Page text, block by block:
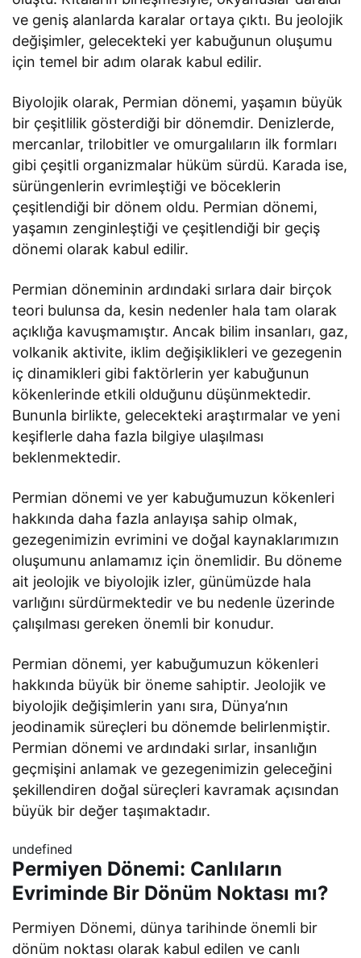
ve geniş alanlarda karalar ortaya çıktı. Bu jeolojik
değişimler, gelecekteki yer kabuğunun oluşumu
için temel bir adım olarak kabul edilir.
Biyolojik olarak, Permian dönemi, yaşamın büyük
bir çeşitlilik gösterdiği bir dönemdir. Denizlerde,
mercanlar, trilobitler ve omurgalıların ilk formları
gibi çeşitli organizmalar hüküm sürdü. Karada ise,
sürüngenlerin evrimleştiği ve böceklerin
çeşitlendiği bir dönem oldu. Permian dönemi,
yaşamın zenginleştiği ve çeşitlendiği bir geçiş
dönemi olarak kabul edilir.
Permian döneminin ardındaki sırlara dair birçok
teori bulunsa da, kesin nedenler hala tam olarak
açıklığa kavuşmamıştır. Ancak bilim insanları, gaz,
volkanik aktivite, iklim değişiklikleri ve gezegenin
iç dinamikleri gibi faktörlerin yer kabuğunun
kökenlerinde etkili olduğunu düşünmektedir.
Bununla birlikte, gelecekteki araştırmalar ve yeni
keşiflerle daha fazla bilgiye ulaşılması
beklenmektedir.
Permian dönemi ve yer kabuğumuzun kökenleri
hakkında daha fazla anlayışa sahip olmak,
gezegenimizin evrimini ve doğal kaynaklarımızın
oluşumunu anlamamız için önemlidir. Bu döneme
ait jeolojik ve biyolojik izler, günümüzde hala
varlığını sürdürmektedir ve bu nedenle üzerinde
çalışılması gereken önemli bir konudur.
Permian dönemi, yer kabuğumuzun kökenleri
hakkında büyük bir öneme sahiptir. Jeolojik ve
biyolojik değişimlerin yanı sıra, Dünya’nın
jeodinamik süreçleri bu dönemde belirlenmiştir.
Permian dönemi ve ardındaki sırlar, insanlığın
geçmişini anlamak ve gezegenimizin geleceğini
şekillendiren doğal süreçleri kavramak açısından
büyük bir değer taşımaktadır.
undefined
Permiyen Dönemi: Canlıların
Evriminde Bir Dönüm Noktası mı?
Permiyen Dönemi, dünya tarihinde önemli bir
dönüm noktası olarak kabul edilen ve canlı